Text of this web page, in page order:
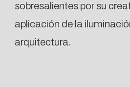
sobresalientes por su
aplicación de la
arquitectura.